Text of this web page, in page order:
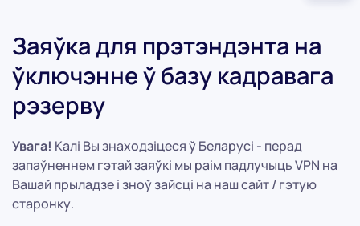
Заяўка для прэтэндэнта на
ўключэнне ў базу кадравага
рэзерву
Увага! Калі Вы знаходзіцеся ў Беларусі - перад
запаўненнем гэтай заяўкі мы раім падлучыць VPN на
Вашай прыладзе і зноў зайсці на наш сайт / гэтую
старонку.